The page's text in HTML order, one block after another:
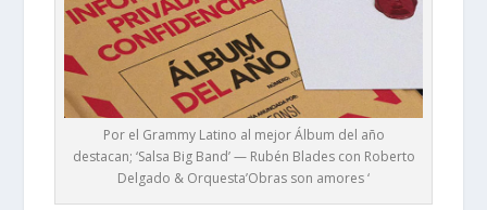
Por el Grammy Latino al mejor Álbum del año
destacan; ‘Salsa Big Band’ — Rubén Blades con Roberto
Delgado & Orquesta’Obras son amores ‘